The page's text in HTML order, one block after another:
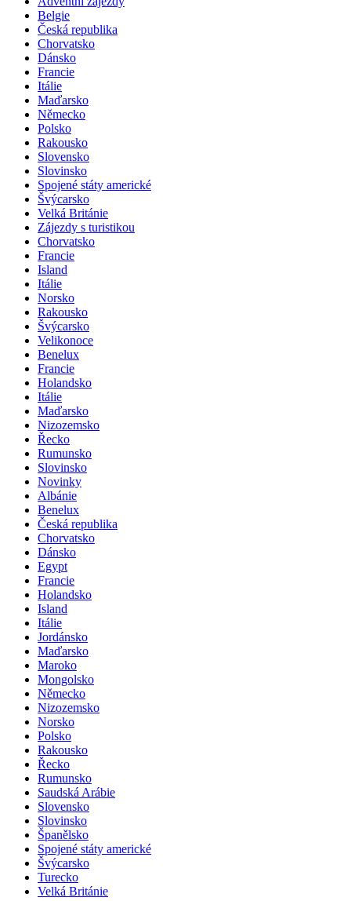
Slovinsko
Adventní zájezdy
Belgie
Česká republika
Chorvatsko
Dánsko
Francie
Itálie
Maďarsko
Německo
Polsko
Rakousko
Slovensko
Slovinsko
Spojené státy americké
Švýcarsko
Velká Británie
Zájezdy s turistikou
Chorvatsko
Francie
Island
Itálie
Norsko
Rakousko
Švýcarsko
Velikonoce
Benelux
Francie
Holandsko
Itálie
Maďarsko
Nizozemsko
Řecko
Rumunsko
Slovinsko
Novinky
Albánie
Benelux
Česká republika
Chorvatsko
Dánsko
Egypt
Francie
Holandsko
Island
Itálie
Jordánsko
Maďarsko
Maroko
Mongolsko
Německo
Nizozemsko
Norsko
Polsko
Rakousko
Řecko
Rumunsko
Saudská Arábie
Slovensko
Slovinsko
Španělsko
Spojené státy americké
Švýcarsko
Turecko